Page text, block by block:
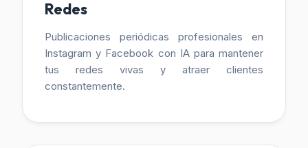
Redes
Publicaciones periódicas profesionales en
Instagram y Facebook con IA para mantener
tus redes vivas y atraer clientes
constantemente.